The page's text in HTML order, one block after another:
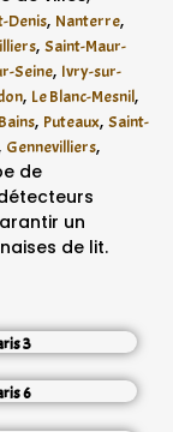
Denis, Nanterre,
, Saint-Maur-
Seine, Ivry-sur-
, Le Blanc-Mesnil,
, Puteaux, Saint-
Gennevilliers,
de
un
de lit.
3
6